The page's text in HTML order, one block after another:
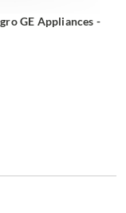
GE Appliances -